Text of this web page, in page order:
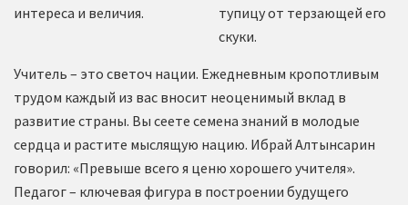
интереса и величия.
тупицу от терзающей его
скуки.
Учитель – это светоч нации. Ежедневным кропотливым
трудом каждый из вас вносит неоценимый вклад в
развитие страны. Вы сеете семена знаний в молодые
сердца и растите мыслящую нацию. Ибрай Алтынсарин
говорил: «Превыше всего я ценю хорошего учителя».
Педагог – ключевая фигура в построении будущего